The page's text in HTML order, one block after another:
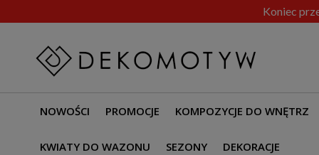
Koniec
NOWOŚCI PROMOCJE KOMPOZYCJE DO WNĘTRZ
KWIATY DO WAZONU SEZONY DEKORACJE